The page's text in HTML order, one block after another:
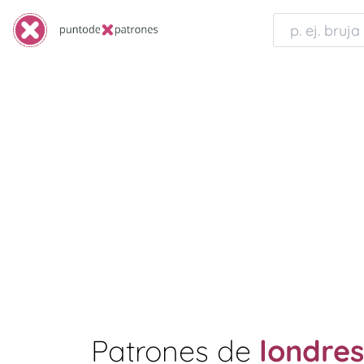
Patrones de londres